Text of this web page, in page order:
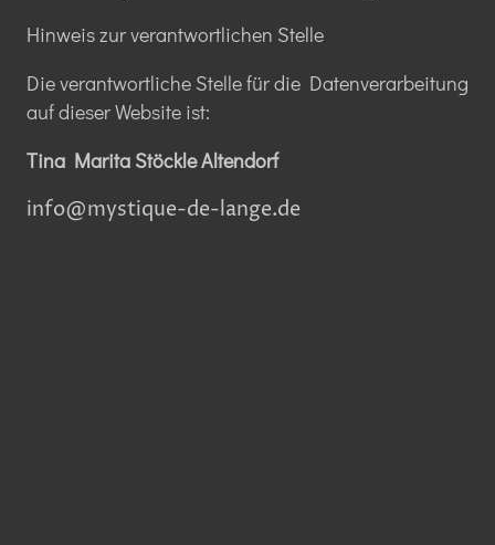
Hinweis zur verantwortlichen Stelle
Die verantwortliche Stelle für die Datenverarbeitung
auf dieser Website ist:
Tina Marita Stöckle Altendorf
info@mystique-de-lange.de